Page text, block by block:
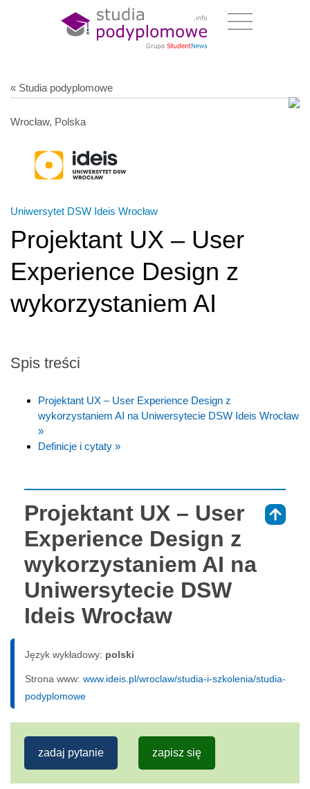
« Studia podyplomowe
Wrocław, Polska
Uniwersytet DSW Ideis Wrocław
Projektant UX – User
Experience Design z
wykorzystaniem AI
Spis treści
Projektant UX – User Experience Design z
wykorzystaniem AI na Uniwersytecie DSW Ideis Wrocław
»
Definicje i cytaty »
Projektant UX – User
Experience Design z
wykorzystaniem AI na
Uniwersytecie DSW
Ideis Wrocław
Język wykładowy: polski
Strona www: www.ideis.pl/wroclaw/studia-i-szkolenia/studia-
podyplomowe
zadaj pytanie zapisz się